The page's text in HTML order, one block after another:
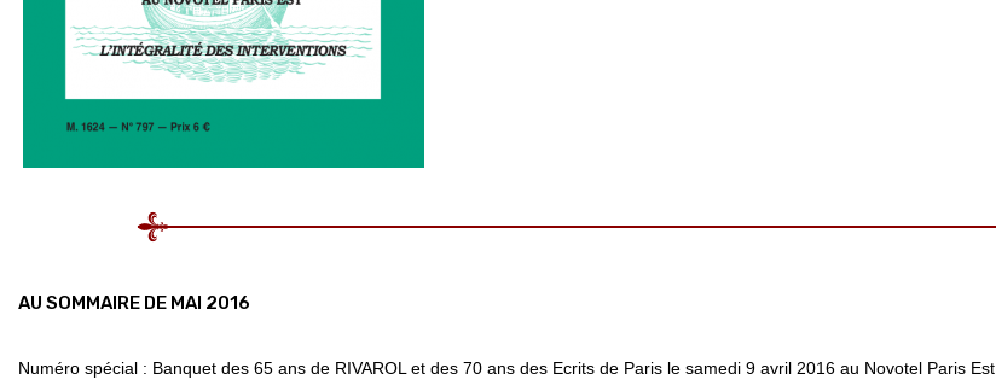
AU SOMMAIRE DE MAI 2016
Numéro spécial : Banquet des 65 ans de RIVAROL et des 70 ans des Ecrits de Paris le samedi 9 avril 2016 au Novotel Paris Est.